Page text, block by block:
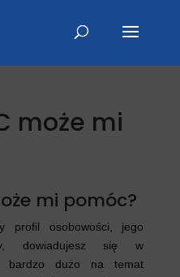
może mi
mi pomóc?
profil osobowości, jego
dowiadujesz się w
bardzo dużo na temat